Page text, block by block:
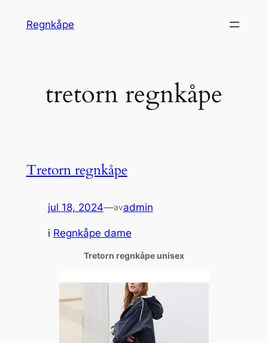
Regnkåpe
tretorn regnkåpe
Tretorn regnkåpe
jul 18, 2024—avadmin
i Regnkåpe dame
Tretorn regnkåpe unisex